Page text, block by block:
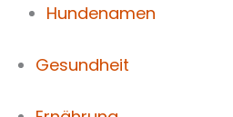
Hundenamen
Gesundheit